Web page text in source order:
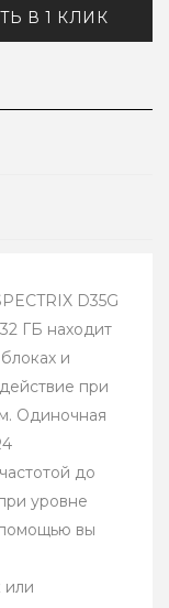
В 1 КЛИК
D35G
ГБ находит
и
при
Одиночная
до
уровне
вы
или